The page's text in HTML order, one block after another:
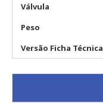
Válvula
Peso
Versão Ficha Técnica